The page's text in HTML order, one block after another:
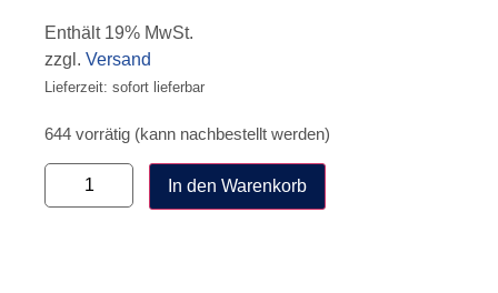
Enthält 19% MwSt.
zzgl. Versand
Lieferzeit: sofort lieferbar
644 vorrätig (kann nachbestellt werden)
In den Warenkorb